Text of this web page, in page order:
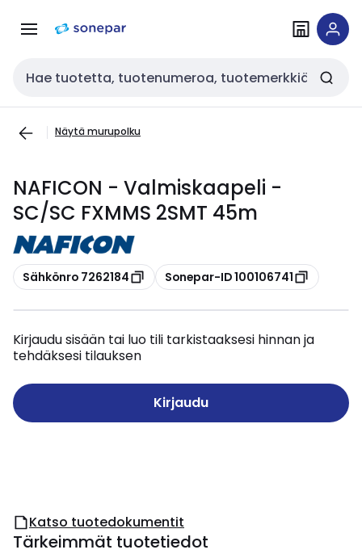
navigointiinsisältöön
Haku
Näytä murupolku
NAFICON - Valmiskaapeli -
SC/SC FXMMS 2SMT 45m
Kopioi
Sähkönro 7262184 Kopioi
Sonepar-ID 100106741
Kirjaudu sisään tai luo tili tarkistaaksesi hinnan ja
tehdäksesi tilauksen
Kirjaudu
Katso tuotedokumentit
Tärkeimmät tuotetiedot